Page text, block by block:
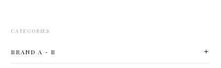
CATEGORIES
BRAND A - B